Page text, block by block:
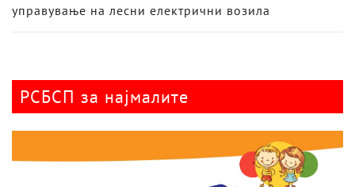
управување на лесни електрични возила
РСБСП за најмалите